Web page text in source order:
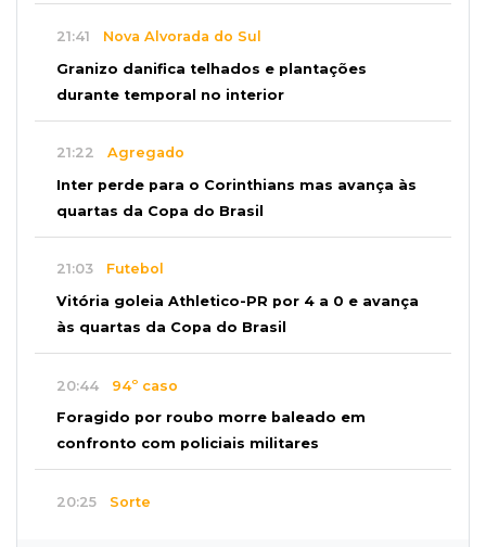
21:41 Nova Alvorada do Sul
Granizo danifica telhados e plantações
durante temporal no interior
21:22 Agregado
Inter perde para o Corinthians mas avança às
quartas da Copa do Brasil
21:03 Futebol
Vitória goleia Athletico-PR por 4 a 0 e avança
às quartas da Copa do Brasil
20:44 94º caso
Foragido por roubo morre baleado em
confronto com policiais militares
20:25 Sorte